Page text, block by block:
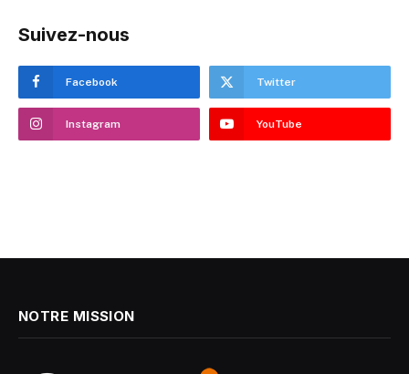
Suivez-nous
Facebook Twitter
Instagram YouTube
NOTRE MISSION